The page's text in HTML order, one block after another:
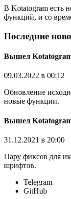
В Kotatogram есть
функций, и со
Последние
Вышел
09.03.2022 в 00:12
Обновление
новые функции.
Вышел
31.12.2021 в 20:00
Пару фиксов для
шрифтов.
Telegram
GitHub